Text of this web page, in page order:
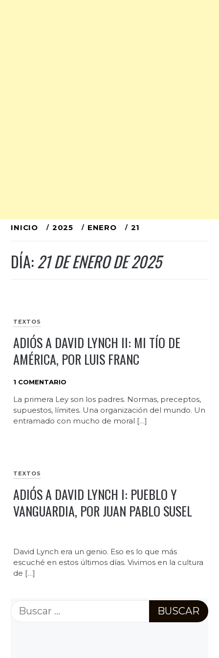
Ir
contenido
INICIO 2025 ENERO 21
DÍA:21 DE ENERO DE 2025
TEXTOS
ADIÓS A DAVID LYNCH II: MI TÍO DE
AMÉRICA, POR LUIS FRANC
1 COMENTARIO
La primera Ley son los padres. Normas, preceptos,
supuestos, límites. Una organización del mundo. Un
entramado con mucho de moral […]
TEXTOS
ADIÓS A DAVID LYNCH I: PUEBLO Y
VANGUARDIA, POR JUAN PABLO SUSEL
David Lynch era un genio. Eso es lo que más
escuché en estos últimos días. Vivimos en la cultura
de […]
Buscar: